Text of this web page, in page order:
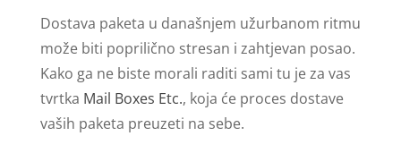
Dostava paketa u današnjem užurbanom ritmu
može biti poprilično stresan i zahtjevan posao.
Kako ga ne biste morali raditi sami tu je za vas
tvrtka Mail Boxes Etc., koja će proces dostave
vaših paketa preuzeti na sebe.